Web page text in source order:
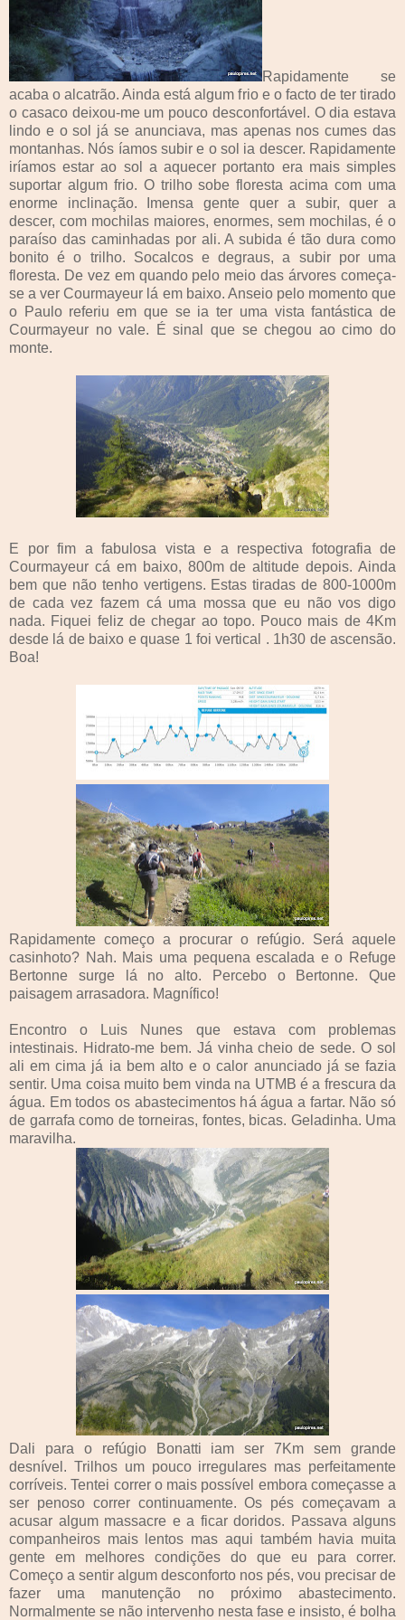
Rapidamente se
acaba o alcatrão. Ainda está algum frio e o facto de ter tirado
o casaco deixou-me um pouco desconfortável. O dia estava
lindo e o sol já se anunciava, mas apenas nos cumes das
montanhas. Nós íamos subir e o sol ia descer. Rapidamente
iríamos estar ao sol a aquecer portanto era mais simples
suportar algum frio. O trilho sobe floresta acima com uma
enorme inclinação. Imensa gente quer a subir, quer a
descer, com mochilas maiores, enormes, sem mochilas, é o
paraíso das caminhadas por ali. A subida é tão dura como
bonito é o trilho. Socalcos e degraus, a subir por uma
floresta. De vez em quando pelo meio das árvores começa-
se a ver Courmayeur lá em baixo. Anseio pelo momento que
o Paulo referiu em que se ia ter uma vista fantástica de
Courmayeur no vale. É sinal que se chegou ao cimo do
monte.
E por fim a fabulosa vista e a respectiva fotografia de
Courmayeur cá em baixo, 800m de altitude depois. Ainda
bem que não tenho vertigens. Estas tiradas de 800-1000m
de cada vez fazem cá uma mossa que eu não vos digo
nada. Fiquei feliz de chegar ao topo. Pouco mais de 4Km
desde lá de baixo e quase 1 foi vertical . 1h30 de ascensão.
Boa!
Rapidamente começo a procurar o refúgio. Será aquele
casinhoto? Nah. Mais uma pequena escalada e o Refuge
Bertonne surge lá no alto. Percebo o Bertonne. Que
paisagem arrasadora. Magnífico!
Encontro o Luis Nunes que estava com problemas
intestinais. Hidrato-me bem. Já vinha cheio de sede. O sol
ali em cima já ia bem alto e o calor anunciado já se fazia
sentir. Uma coisa muito bem vinda na UTMB é a frescura da
água. Em todos os abastecimentos há água a fartar. Não só
de garrafa como de torneiras, fontes, bicas. Geladinha. Uma
maravilha.
Dali para o refúgio Bonatti iam ser 7Km sem grande
desnível. Trilhos um pouco irregulares mas perfeitamente
corríveis. Tentei correr o mais possível embora começasse a
ser penoso correr continuamente. Os pés começavam a
acusar algum massacre e a ficar doridos. Passava alguns
companheiros mais lentos mas aqui também havia muita
gente em melhores condições do que eu para correr.
Começo a sentir algum desconforto nos pés, vou precisar de
fazer uma manutenção no próximo abastecimento.
Normalmente se não intervenho nesta fase e insisto, é bolha